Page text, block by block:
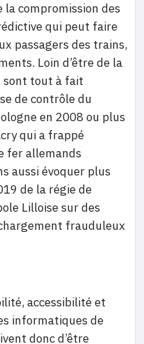
compromission des
qui peut faire
passagers des trains,
Loin d’être de la
sont tout à fait
de contrôle du
en 2008 ou plus
qui a frappé
fer allemands
aussi évoquer plus
de la régie de
Lilloise sur des
frauduleux
accessibilité et
informatiques de
donc d’être